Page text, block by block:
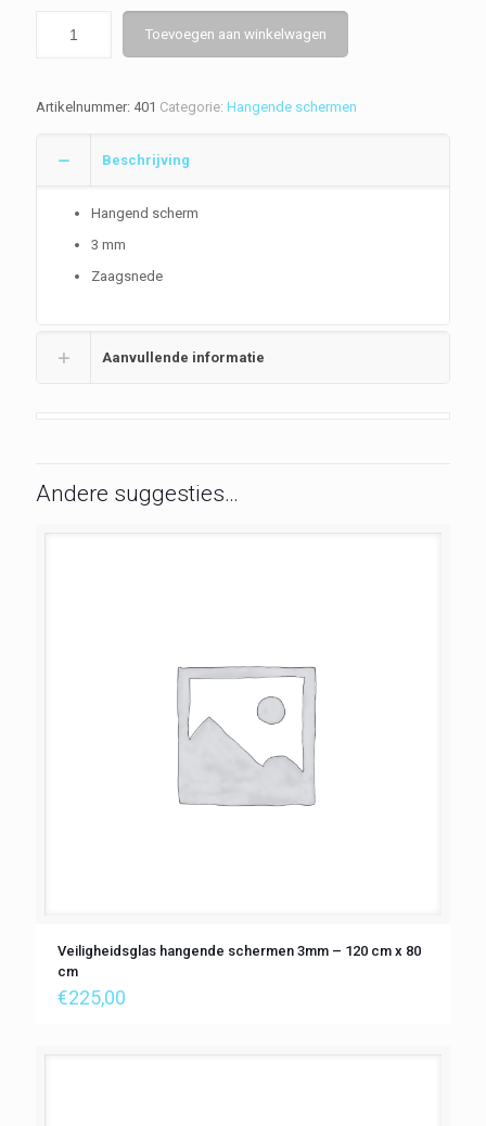
Toevoegen aan winkelwagen
Artikelnummer: 401 Categorie: Hangende schermen
Beschrijving
Hangend scherm
3 mm
Zaagsnede
Aanvullende informatie
Andere suggesties…
Veiligheidsglas hangende schermen 3mm – 120 cm x 80
cm
€225,00